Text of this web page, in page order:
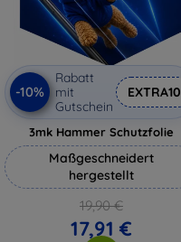
-10%
Rabatt
mit
Gutschein
EXTRA10
3mk Hammer Schutzfolie
Maßgeschneidert
hergestellt
19,90 €
17,91 €